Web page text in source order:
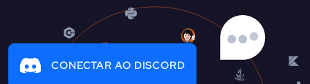
CONECTAR AO DISCORD